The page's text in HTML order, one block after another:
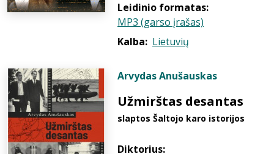
Leidinio formatas:
MP3 (garso įrašas)
Kalba: Lietuvių
Arvydas Anušauskas
Užmirštas desantas
slaptos Šaltojo karo istorijos
Diktorius: